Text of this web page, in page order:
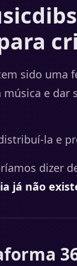
sido uma
e dar
la e
dizer
já não